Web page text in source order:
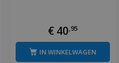
€ 40 95
IN WINKELWAGEN